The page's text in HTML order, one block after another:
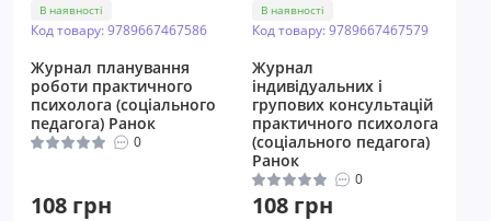
В наявності
Код товару: 9789667467586
Журнал планування
роботи практичного
психолога (соціального
педагога) Ранок
0
108 грн
В наявності
Код товару: 9789667467579
Журнал
індивідуальних і
групових консультацій
практичного психолога
(соціального педагога)
Ранок
0
108 грн